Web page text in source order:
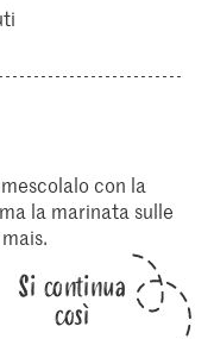
con la
la marinata sulle
Si continua
così